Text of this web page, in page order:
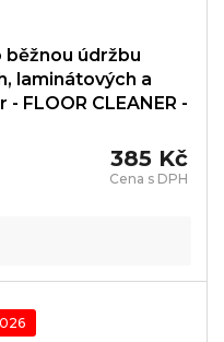
běžnou údržbu
laminátových a
FLOOR CLEANER -
385 Kč